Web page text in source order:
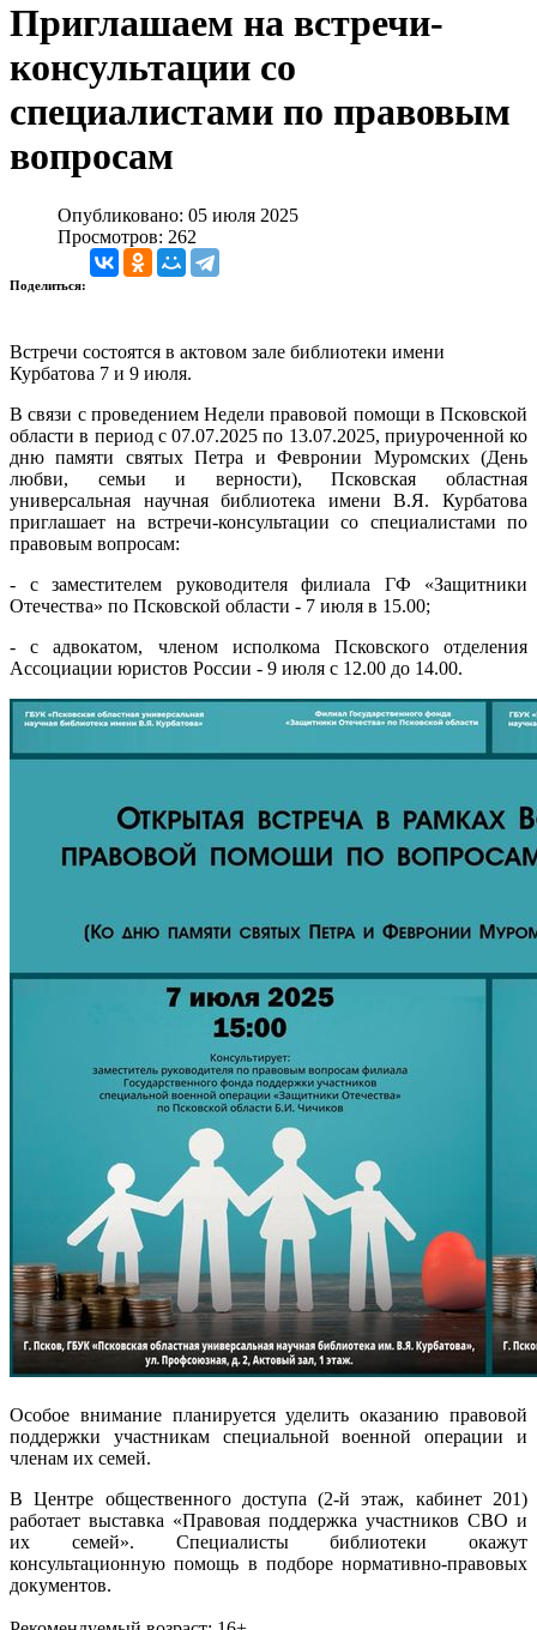
Приглашаем на встречи-
консультации со
специалистами по правовым
вопросам
Опубликовано: 05 июля 2025
Просмотров: 262
Поделиться:
Встречи состоятся в актовом зале библиотеки имени
Курбатова 7 и 9 июля.
В связи с проведением Недели правовой помощи в Псковской
области в период с 07.07.2025 по 13.07.2025, приуроченной ко
дню памяти святых Петра и Февронии Муромских (День
любви, семьи и верности), Псковская областная
универсальная научная библиотека имени В.Я. Курбатова
приглашает на встречи-консультации со специалистами по
правовым вопросам:
- с заместителем руководителя филиала ГФ «Защитники
Отечества» по Псковской области - 7 июля в 15.00;
- с адвокатом, членом исполкома Псковского отделения
Ассоциации юристов России - 9 июля с 12.00 до 14.00.
Особое внимание планируется уделить оказанию правовой
поддержки участникам специальной военной операции и
членам их семей.
В Центре общественного доступа (2-й этаж, кабинет 201)
работает выставка «Правовая поддержка участников СВО и
их семей». Специалисты библиотеки окажут
консультационную помощь в подборе нормативно-правовых
документов.